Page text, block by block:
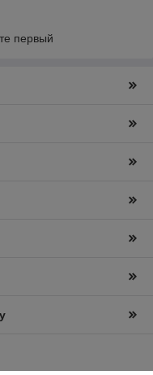
первый